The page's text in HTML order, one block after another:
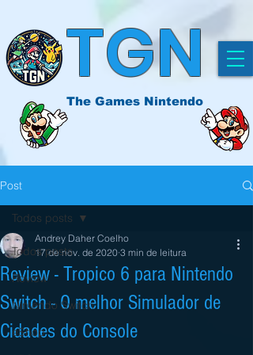
TGN
The Games Nintendo
Post
Todos posts
Review
Nintendo Switch
eShop
Todos posts
Review - Tropico 6 para Nintendo
Switch - O melhor Simulador de
Cidades do Console
Andrey Daher Coelho
17 de nov. de 2020 3 min de leitura